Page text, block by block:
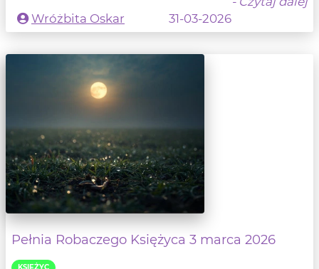
Wróżbita Oskar
31-03-2026
Pełnia Robaczego Księżyca 3 marca 2026
KSIĘŻYC